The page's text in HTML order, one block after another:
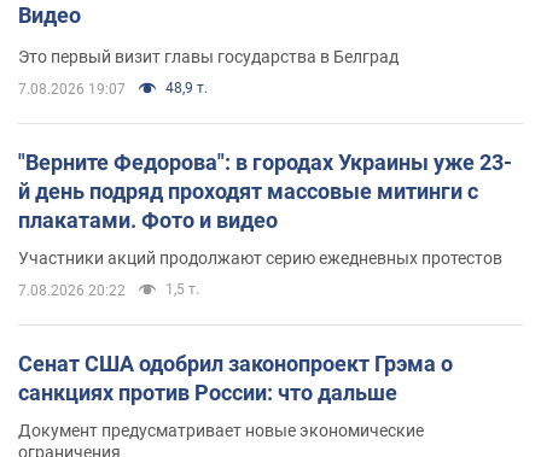
Видео
Это первый визит главы государства в Белград
7.08.2026 19:07 48,9 т.
"Верните Федорова": в городах Украины уже 23-
й день подряд проходят массовые митинги с
плакатами. Фото и видео
Участники акций продолжают серию ежедневных протестов
7.08.2026 20:22 1,5 т.
Сенат США одобрил законопроект Грэма о
санкциях против России: что дальше
Документ предусматривает новые экономические
ограничения